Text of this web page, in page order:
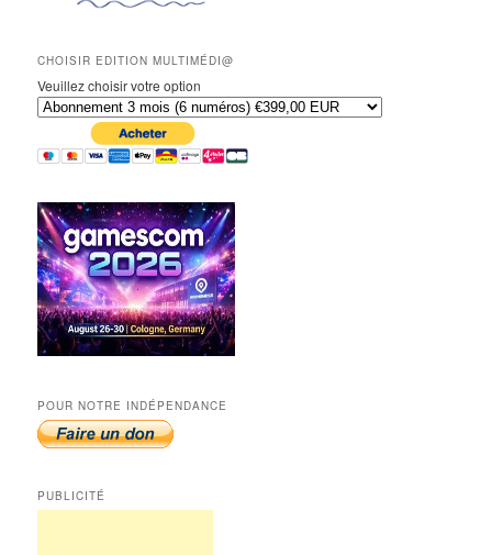
CHOISIR EDITION MULTIMÉDI@
Veuillez choisir votre option
POUR NOTRE INDÉPENDANCE
PUBLICITÉ